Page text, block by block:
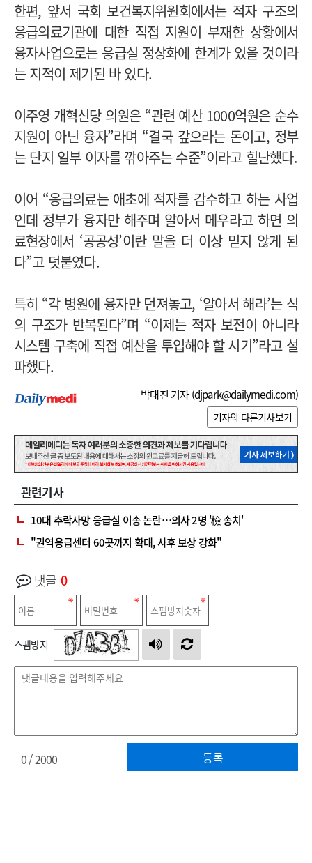
한편, 앞서 국회 보건복지위원회에서는 적자 구조의
응급의료기관에 대한 직접 지원이 부재한 상황에서
융자사업으로는 응급실 정상화에 한계가 있을 것이라
는 지적이 제기된 바 있다.
이주영 개혁신당 의원은 “관련 예산 1000억원은 순수
지원이 아닌 융자”라며 “결국 갚으라는 돈이고, 정부
는 단지 일부 이자를 깎아주는 수준”이라고 힐난했다.
이어 “응급의료는 애초에 적자를 감수하고 하는 사업
인데 정부가 융자만 해주며 알아서 메우라고 하면 의
료현장에서 ‘공공성’이란 말을 더 이상 믿지 않게 된
다”고 덧붙였다.
특히 “각 병원에 융자만 던져놓고, ‘알아서 해라’는 식
의 구조가 반복된다”며 “이제는 적자 보전이 아니라
시스템 구축에 직접 예산을 투입해야 할 시기”라고 설
파했다.
박대진 기자 (djpark@dailymedi.com)
기자의 다른기사보기
관련기사
10대 추락사망 응급실 이송 논란…의사 2명 '檢 송치'
"권역응급센터 60곳까지 확대, 사후 보상 강화"
댓글 0
스팸방지
등록
0/ 2000